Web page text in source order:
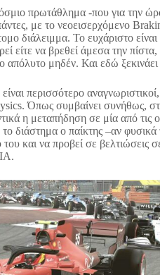
πρωτάθλημα -που για την
με το νεοεισερχόμενο
διάλειμμα. Το ευχάριστο είναι
είτε να βρεθεί άμεσα την
απόλυτο μηδέν. Και εδώ
περισσότερο
Όπως συμβαίνει συνήθως,
η μεταπήδηση σε μία από τις
διάστημα ο παίκτης –αν φυσικά
και να προβεί σε βελτιώσεις